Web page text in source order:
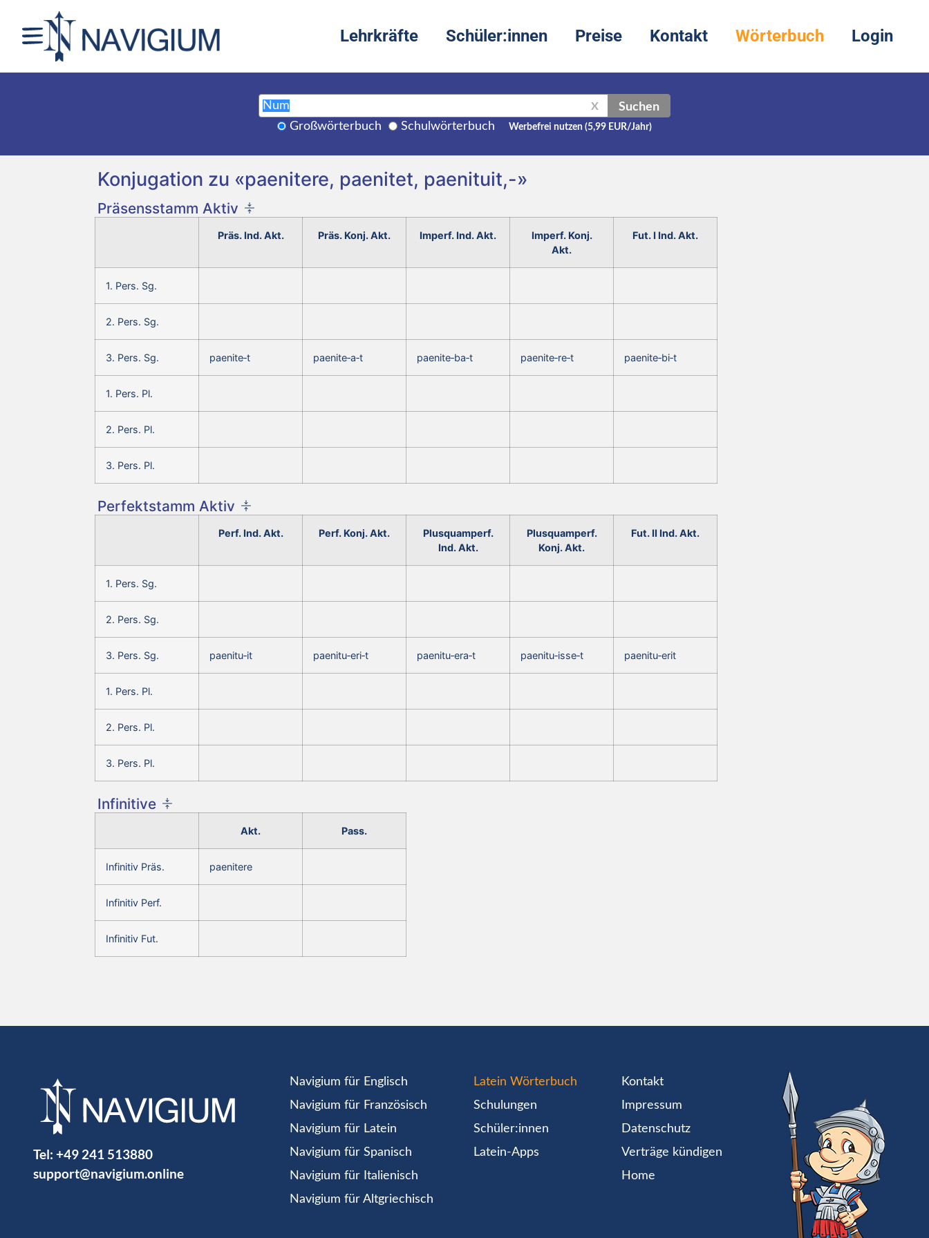
Lehrkräfte Schüler:innen Preise Kontakt Wörterbuch Login
X Suchen
Großwörterbuch Schulwörterbuch Werbefrei nutzen (5,99 EUR/Jahr)
Konjugation zu «paenitere, paenitet, paenituit,-»
Präsensstamm Aktiv
Präs. Ind. Akt. Präs. Konj. Akt. Imperf. Ind. Akt.
Imperf. Konj.
Akt.
Fut. I Ind. Akt.
1. Pers. Sg.
2. Pers. Sg.
3. Pers. Sg. paenite‑t paenite‑a‑t paenite‑ba‑t paenite‑re‑t paenite‑bi‑t
1. Pers. Pl.
2. Pers. Pl.
3. Pers. Pl.
Perfektstamm Aktiv
Perf. Ind. Akt. Perf. Konj. Akt.
Plusquamperf.
Ind. Akt.
Plusquamperf.
Konj. Akt.
Fut. II Ind. Akt.
1. Pers. Sg.
2. Pers. Sg.
3. Pers. Sg. paenitu‑it paenitu‑eri‑t paenitu‑era‑t paenitu‑isse‑t paenitu‑erit
1. Pers. Pl.
2. Pers. Pl.
3. Pers. Pl.
Infinitive
Akt. Pass.
Infinitiv Präs. paenitere
Infinitiv Perf.
Infinitiv Fut.
Tel: +49 241 513880
support@navigium.online
Navigium für Englisch
Navigium für Französisch
Navigium für Latein
Navigium für Spanisch
Navigium für Italienisch
Navigium für Altgriechisch
Latein Wörterbuch
Schulungen
Schüler:innen
Latein-Apps
Kontakt
Impressum
Datenschutz
Verträge kündigen
Home